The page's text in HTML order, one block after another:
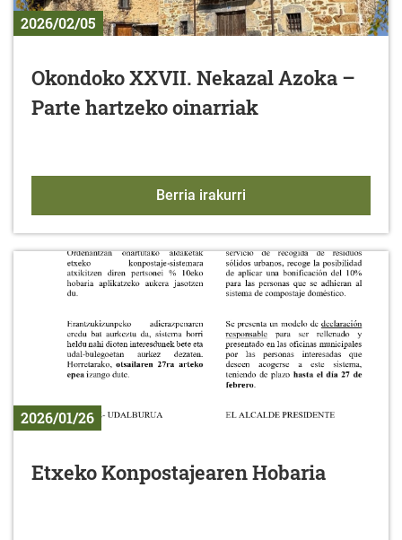
2026/02/05
Okondoko XXVII. Nekazal Azoka –
Parte hartzeko oinarriak
Berria irakurri
2026/01/26
Etxeko Konpostajearen Hobaria